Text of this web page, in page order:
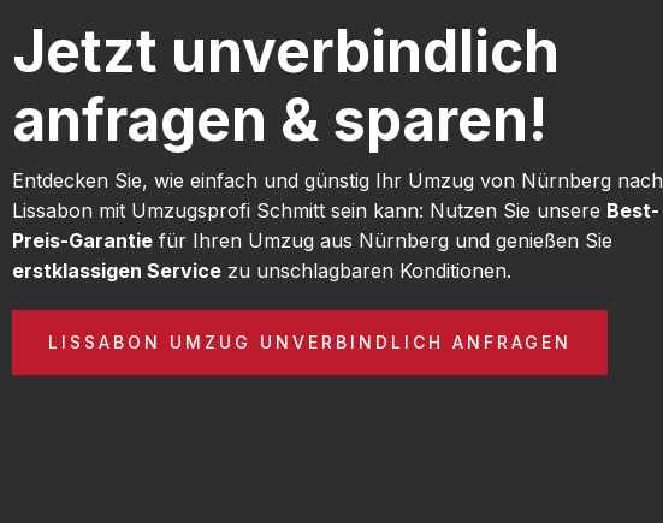
Jetzt unverbindlich
anfragen & sparen!
Entdecken Sie, wie einfach und günstig Ihr Umzug von Nürnberg nach
Lissabon mit Umzugsprofi Schmitt sein kann: Nutzen Sie unsere Best-
Preis-Garantie für Ihren Umzug aus Nürnberg und genießen Sie
erstklassigen Service zu unschlagbaren Konditionen.
LISSABON UMZUG UNVERBINDLICH ANFRAGEN